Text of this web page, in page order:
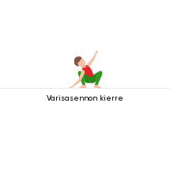
Varisasennon kierre